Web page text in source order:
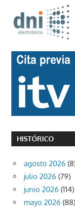
HISTÓRICO
agosto 2026
julio 2026 (79)
junio 2026 (114)
mayo 2026 (88)